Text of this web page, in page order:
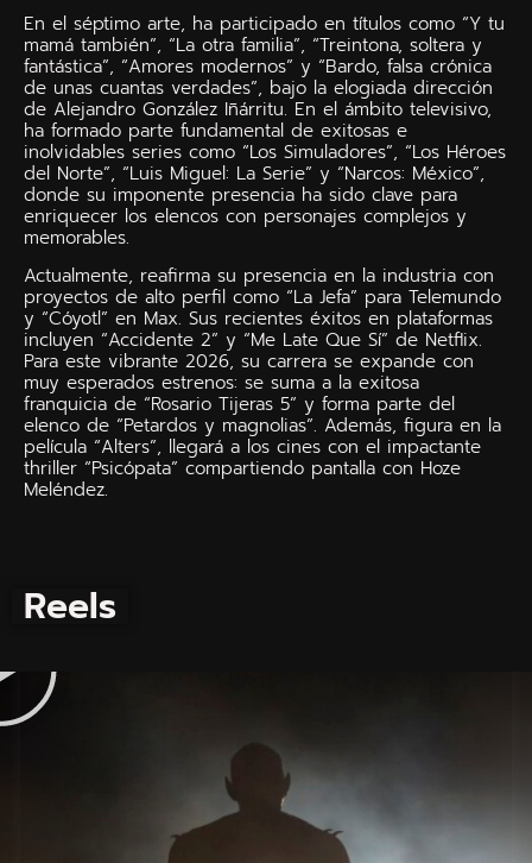
En el séptimo arte, ha participado en títulos como “Y tu
mamá también”, “La otra familia”, “Treintona, soltera y
fantástica”, “Amores modernos” y “Bardo, falsa crónica
de unas cuantas verdades”, bajo la elogiada dirección
de Alejandro González Iñárritu. En el ámbito televisivo,
ha formado parte fundamental de exitosas e
inolvidables series como “Los Simuladores”, “Los Héroes
del Norte”, “Luis Miguel: La Serie” y “Narcos: México”,
donde su imponente presencia ha sido clave para
enriquecer los elencos con personajes complejos y
memorables.
Actualmente, reafirma su presencia en la industria con
proyectos de alto perfil como “La Jefa” para Telemundo
y “Cóyotl” en Max. Sus recientes éxitos en plataformas
incluyen “Accidente 2” y “Me Late Que Sí” de Netflix.
Para este vibrante 2026, su carrera se expande con
muy esperados estrenos: se suma a la exitosa
franquicia de “Rosario Tijeras 5” y forma parte del
elenco de “Petardos y magnolias”. Además, figura en la
película “Alters”, llegará a los cines con el impactante
thriller “Psicópata” compartiendo pantalla con Hoze
Meléndez.
Reels